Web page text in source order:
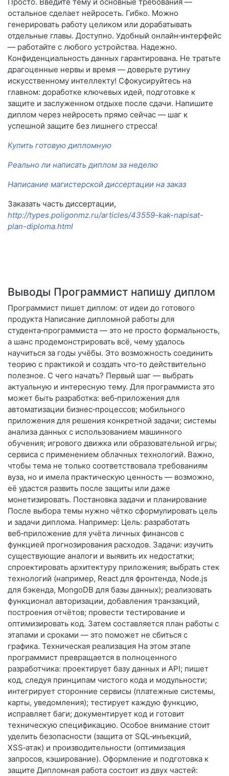
остальное сделает нейросеть. Гибко. Можно
генерировать работу целиком или дорабатывать
отдельные главы. Доступно. Удобный онлайн‑интерфейс
— работайте с любого устройства. Надежно.
Конфиденциальность данных гарантирована. Не тратьте
драгоценные нервы и время — доверьте рутину
искусственному интеллекту! Сфокусируйтесь на
главном: доработке ключевых идей, подготовке к
защите и заслуженном отдыхе после сдачи. Напишите
диплом через нейросеть прямо сейчас — шаг к
успешной защите без лишнего стресса!
Купить готовую дипломную
Реально ли написать диплом за неделю
Написание магистерской диссертации на заказ
Заказать часть диссертации,
http://types.poligonmz.ru/articles/43559-kak-napisat-
plan-diploma.html
Выводы Программист напишу диплом
Программист пишет диплом: от идеи до готового
продукта Написание дипломной работы для
студента‑программиста — это не просто формальность,
а шанс продемонстрировать всё, чему удалось
научиться за годы учёбы. Это возможность соединить
теорию с практикой и создать что‑то действительно
полезное. С чего начать? Первый шаг — выбрать
актуальную и интересную тему. Для программиста это
может быть разработка: веб‑приложения для
автоматизации бизнес‑процессов; мобильного
приложения для решения конкретной задачи; системы
анализа данных с использованием машинного
обучения; игрового движка или образовательной игры;
сервиса с применением облачных технологий. Важно,
чтобы тема не только соответствовала требованиям
вуза, но и имела практическую ценность — возможно,
её удастся развить после защиты или даже
монетизировать. Постановка задачи и планирование
После выбора темы нужно чётко сформулировать цель
и задачи диплома. Например: Цель: разработать
веб‑приложение для учёта личных финансов с
функцией прогнозирования расходов. Задачи: изучить
существующие аналоги и выявить их недостатки;
спроектировать архитектуру приложения; выбрать стек
технологий (например, React для фронтенда, Node.js
для бэкенда, MongoDB для базы данных); реализовать
функционал авторизации, добавления транзакций,
построения отчётов; провести тестирование и
оптимизировать код. Затем составляется план работы с
этапами и сроками — это поможет не сбиться с
графика. Техническая реализация На этом этапе
программист превращается в полноценного
разработчика: проектирует базу данных и API; пишет
код, следуя принципам чистого кода и модульности;
интегрирует сторонние сервисы (платежные системы,
карты, уведомления); тестирует каждую функцию,
исправляет баги; документирует код и готовит
техническую спецификацию. Особое внимание стоит
уделить безопасности (защита от SQL‑инъекций,
XSS‑атак) и производительности (оптимизация
запросов, кэширование). Оформление и подготовка к
защите Дипломная работа состоит из двух частей: